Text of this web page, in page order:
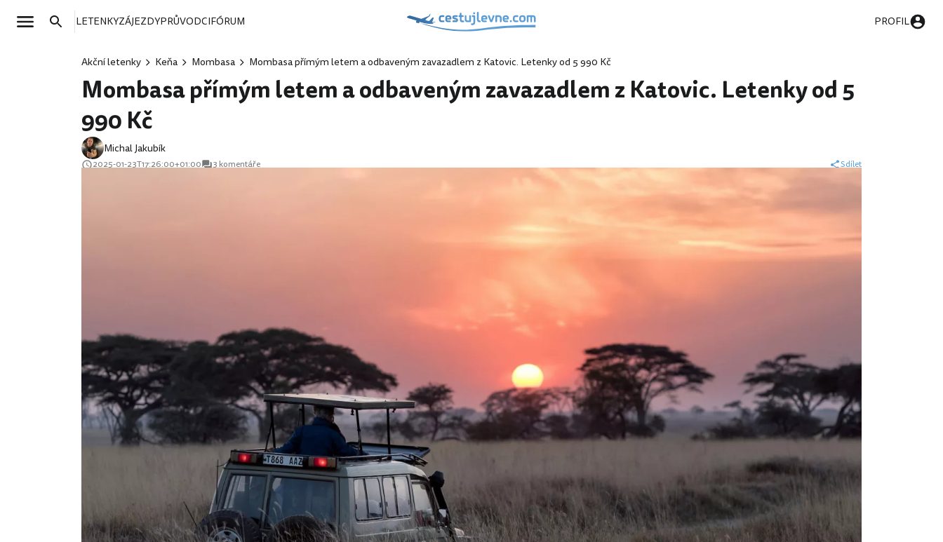
LETENKYZÁJEZDYPRŮVODCIFÓRUM PROFIL
Akční letenky Keňa Mombasa Mombasa přímým letem a odbaveným zavazadlem z Katovic. Letenky od 5 990 Kč
Mombasa přímým letem a odbaveným zavazadlem z Katovic. Letenky od 5
990 Kč
Michal Jakubík
2025-01-23T17:26:00+01:00 3 komentáře Sdílet